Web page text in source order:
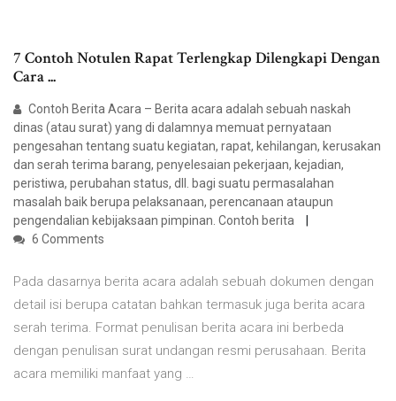
7 Contoh Notulen Rapat Terlengkap Dilengkapi Dengan
Cara ...
Contoh Berita Acara – Berita acara adalah sebuah naskah
dinas (atau surat) yang di dalamnya memuat pernyataan
pengesahan tentang suatu kegiatan, rapat, kehilangan, kerusakan
dan serah terima barang, penyelesaian pekerjaan, kejadian,
peristiwa, perubahan status, dll. bagi suatu permasalahan
masalah baik berupa pelaksanaan, perencanaan ataupun
pengendalian kebijaksaan pimpinan. Contoh berita
6 Comments
Pada dasarnya berita acara adalah sebuah dokumen dengan
detail isi berupa catatan bahkan termasuk juga berita acara
serah terima. Format penulisan berita acara ini berbeda
dengan penulisan surat undangan resmi perusahaan. Berita
acara memiliki manfaat yang …